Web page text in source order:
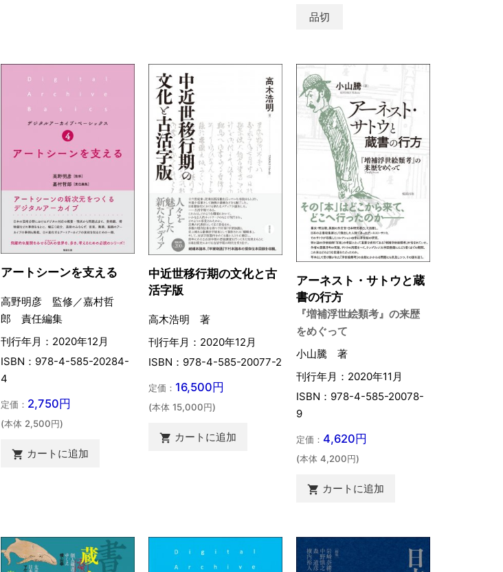
品切
アートシーンを支える
高野明彦 監修／嘉村哲
郎 責任編集
刊行年月：2020年12月
ISBN：978-4-585-20284-
4
定価： 2,750円
(本体 2,500円)
 カートに追加
中近世移行期の文化と古
活字版
高木浩明 著
刊行年月：2020年12月
ISBN：978-4-585-20077-2
定価： 16,500円
(本体 15,000円)
 カートに追加
アーネスト・サトウと蔵
書の行方
『増補浮世絵類考』の来歴
をめぐって
小山騰 著
刊行年月：2020年11月
ISBN：978-4-585-20078-
9
定価：4,620円
(本体 4,200円)
 カートに追加